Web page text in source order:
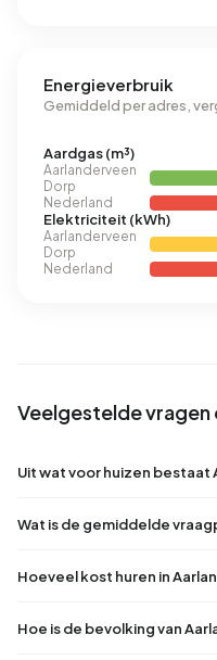
Energieverbruik
Gemiddeld per adres,
Aardgas (m³)
Aarlanderveen
Dorp
Nederland
Elektriciteit (kWh)
Aarlanderveen
Dorp
Nederland
Veelgestelde vragen
Uit wat voor huizen bestaat
Wat is de gemiddelde
Hoeveel kost huren in
Hoe is de bevolking van